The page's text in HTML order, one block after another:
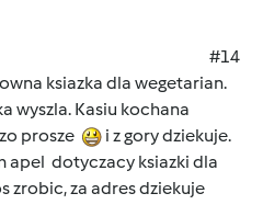
#14
ksiazka dla wegetarian.
wyszla. Kasiu kochana
prosze
i z gory dziekuje.
apel dotyczacy ksiazki dla
zrobic, za adres dziekuje